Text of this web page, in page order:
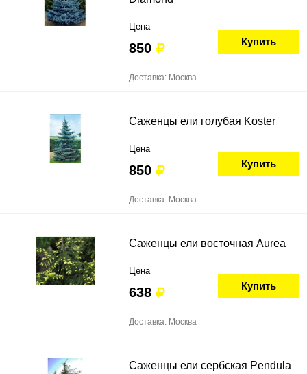
Цена
850 Купить
Доставка: Москва
Саженцы ели голубая Koster
Цена
850 Купить
Доставка: Москва
Саженцы ели восточная Aurea
Цена
638 Купить
Доставка: Москва
Саженцы ели сербская Pendula